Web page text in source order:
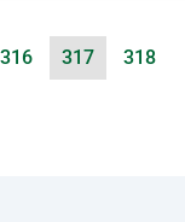
316 317 318